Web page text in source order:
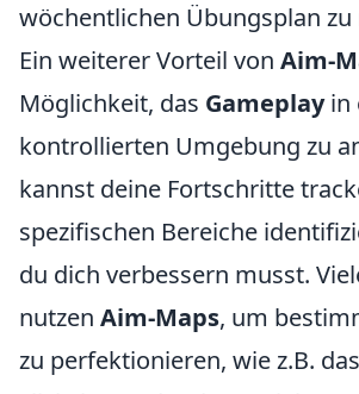
wöchentlichen Übungsplan zu
Ein weiterer Vorteil von Aim-
Möglichkeit, das Gameplayin
kontrollierten Umgebung zu
kannst deine Fortschritte
spezifischen Bereiche
du dich verbessern musst.
nutzen Aim-Maps, um
zu perfektionieren, wie z.B.